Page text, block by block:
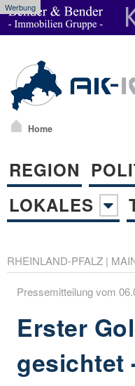
Werbung
Home
REGION
LOKALES
RHEINLAND-PFALZ |
Pressemitteilung vom
Erster
gesichtet